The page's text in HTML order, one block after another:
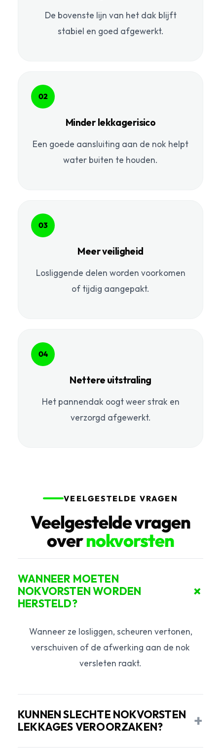
De bovenste lijn van het dak blijft
stabiel en goed afgewerkt.
02
Minder lekkagerisico
Een goede aansluiting aan de nok helpt
water buiten te houden.
03
Meer veiligheid
Losliggende delen worden voorkomen
of tijdig aangepakt.
04
Nettere uitstraling
Het pannendak oogt weer strak en
verzorgd afgewerkt.
VEELGESTELDE VRAGEN
Veelgestelde vragen
overnokvorsten
WANNEER MOETEN
NOKVORSTEN WORDEN
HERSTELD?
+
Wanneer ze losliggen, scheuren vertonen,
verschuiven of de afwerking aan de nok
versleten raakt.
KUNNEN SLECHTE NOKVORSTEN
LEKKAGES VEROORZAKEN?
+